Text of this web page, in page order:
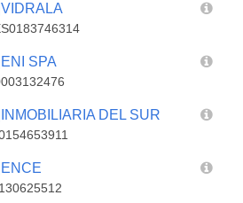
SPA
DEL SUR